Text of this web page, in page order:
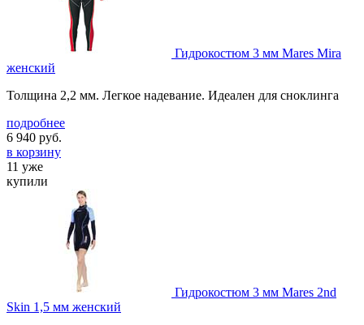
Гидрокостюм 3 мм Mares Mira
женский
Толщина 2,2 мм. Легкое надевание. Идеален для сноклинга
подробнее
6 940 руб.
в корзину
11 уже
купили
Гидрокостюм 3 мм Mares 2nd
Skin 1,5 мм женский